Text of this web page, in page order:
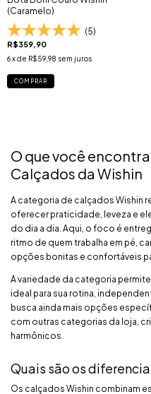
(Caramelo)
(5)
R$359,90
6x de R$59,98 sem juros
COMPRAR
O que você
Calçados da Wishin
A categoria de calçados Wishin
oferecer praticidade, leveza e
do dia a dia. Aqui, o foco é
ritmo de quem trabalha em pé,
opções bonitas e confortáveis
A variedade da categoria
ideal para sua rotina,
busca ainda mais opções
com outras categorias da loja,
harmônicos.
Quais são os
Os calçados Wishin combinam